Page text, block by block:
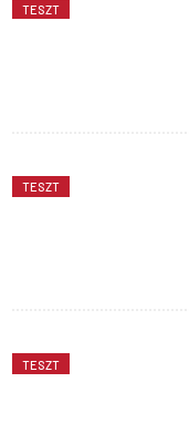
TESZT
TESZT
TESZT